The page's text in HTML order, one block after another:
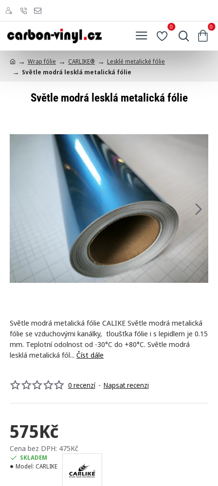
0 0
Wrap fólie CARLIKE®
Lesklé metalické fólie
Světle modrá lesklá metalická fólie
Světle modrá lesklá metalická fólie
Světle modrá metalická fólie CALIKE Světle modrá metalická
fólie se vzduchovými kanálky, tloušťka fólie i s lepidlem je 0.15
mm. Teplotní odolnost od -30°C do +80°C. Světle modrá
lesklá metalická fól... Číst dále
0 recenzí - Napsat recenzi
575Kč
Cena bez DPH: 475Kč
SKLADEM
Model: CARLIKE